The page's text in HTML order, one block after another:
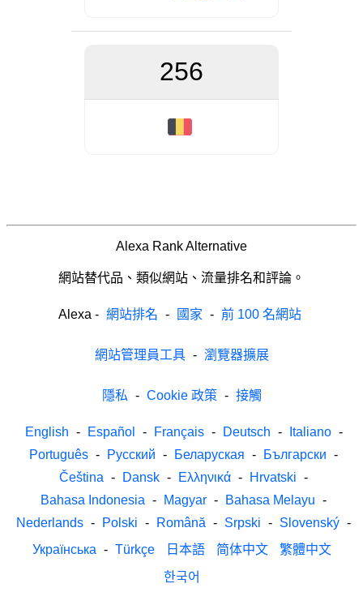
256
Alexa Rank Alternative
網站替代品、類似網站、流量排名和評論。
Alexa - 網站排名 - 國家 - 前 100 名網站
網站管理員工具 - 瀏覽器擴展
隱私 - Cookie 政策 - 接觸
English - Español - Français - Deutsch - Italiano -
Português - Русский - Беларуская - Български -
Čeština - Dansk - Ελληνικά - Hrvatski -
Bahasa Indonesia - Magyar - Bahasa Melayu -
Nederlands - Polski - Română - Srpski - Slovenský -
Українська - Türkçe 日本語 简体中文
繁體中文
한국어